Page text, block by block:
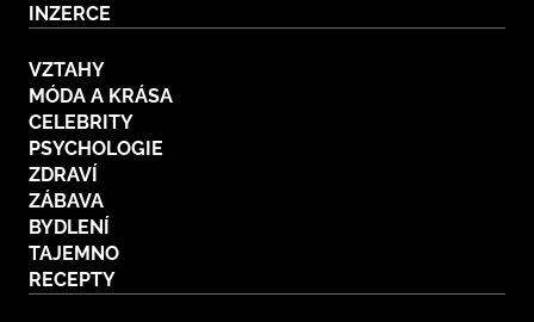
INZERCE
VZTAHY
MÓDA A KRÁSA
CELEBRITY
PSYCHOLOGIE
ZDRAVÍ
ZÁBAVA
BYDLENÍ
TAJEMNO
RECEPTY